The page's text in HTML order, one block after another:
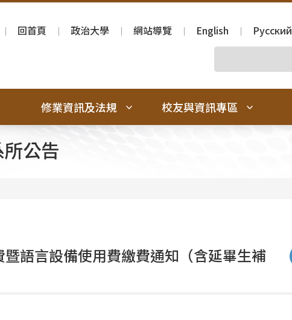
回首頁
政治大學 網站導覽 English Русский
修業資訊及法規 校友與資訊專區
所公告
語言設備使用費繳費通知（含延畢生補